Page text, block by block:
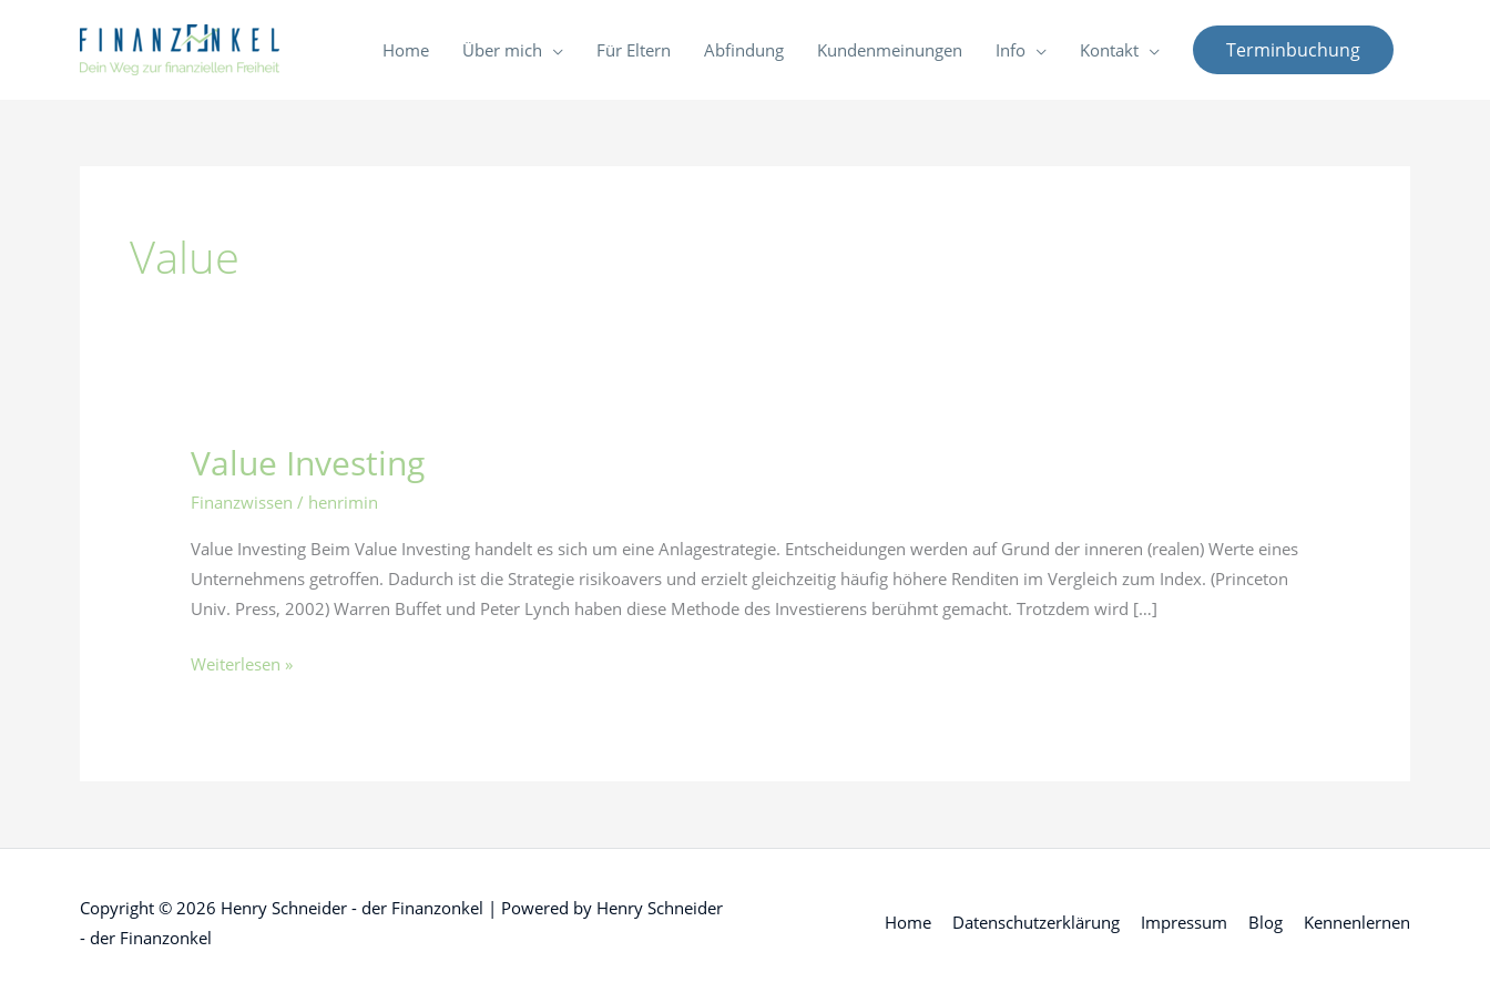
Home Über mich Für Eltern Abfindung Kundenmeinungen Info Kontakt Terminbuchung
Value
Value Investing
Finanzwissen / henrimin
Value Investing Beim Value Investing handelt es sich um eine Anlagestrategie. Entscheidungen werden auf Grund der inneren (realen) Werte eines
Unternehmens getroffen. Dadurch ist die Strategie risikoavers und erzielt gleichzeitig häufig höhere Renditen im Vergleich zum Index. (Princeton
Univ. Press, 2002) Warren Buffet und Peter Lynch haben diese Methode des Investierens berühmt gemacht. Trotzdem wird […]
Value
Weiterlesen »
Copyright © 2026 Henry Schneider - der Finanzonkel | Powered by Henry Schneider
- der Finanzonkel
Home Datenschutzerklärung Impressum Blog Kennenlernen